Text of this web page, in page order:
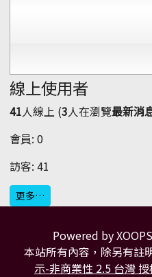
線上使用者
41人線上 (3人在瀏覽最新消
會員: 0
訪客: 41
更多…
Powered by XOOPS
本站所有內容，除另有註
示-非商業性 2.5 台灣